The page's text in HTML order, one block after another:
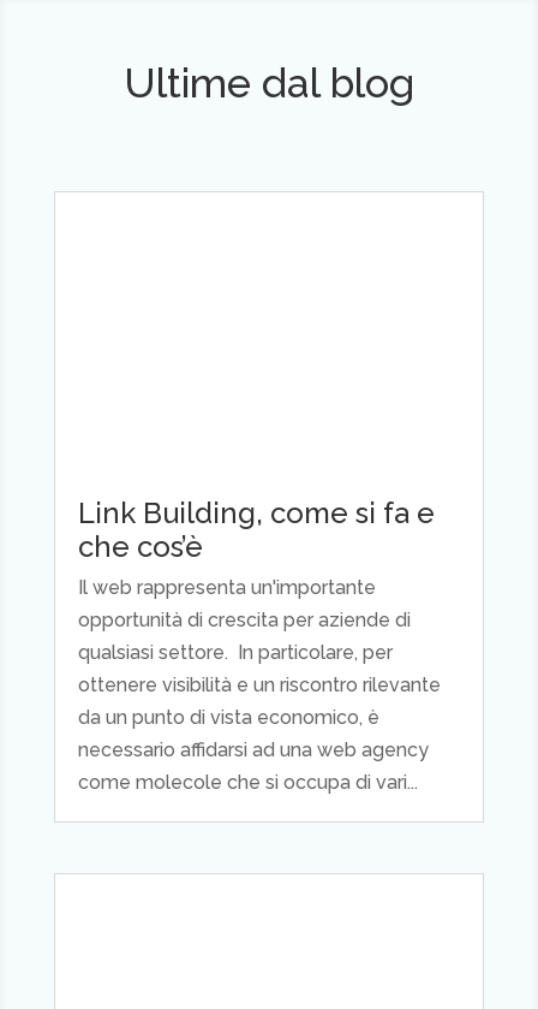
Ultime dal blog
Link Building, come si fa e
che cos’è
Il web rappresenta un'importante
opportunità di crescita per aziende di
qualsiasi settore. In particolare, per
ottenere visibilità e un riscontro rilevante
da un punto di vista economico, è
necessario affidarsi ad una web agency
come molecole che si occupa di vari...